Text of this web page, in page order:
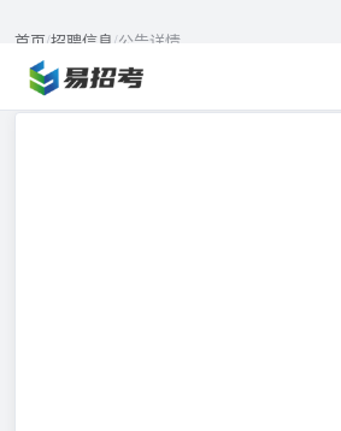
首页/招聘信息/公告详情
招聘信息详情NEWS DETAIL